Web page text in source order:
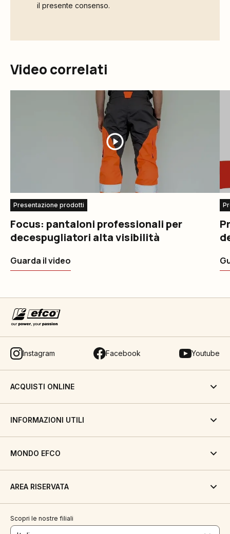
il presente consenso.
Video correlati
Presentazione prodotti
Focus: pantaloni professionali per
decespugliatori alta visibilità
Guarda il video
Instagram Facebook Youtube
ACQUISTI ONLINE
INFORMAZIONI UTILI
MONDO EFCO
AREA RISERVATA
Scopri le nostre filiali